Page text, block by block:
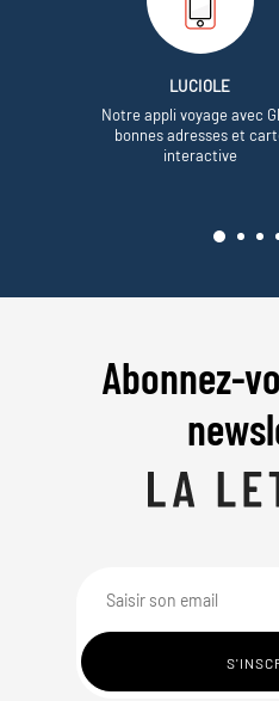
LUCIOLE
Notre appli voyage avec
bonnes adresses et
interactive
Abonnez-